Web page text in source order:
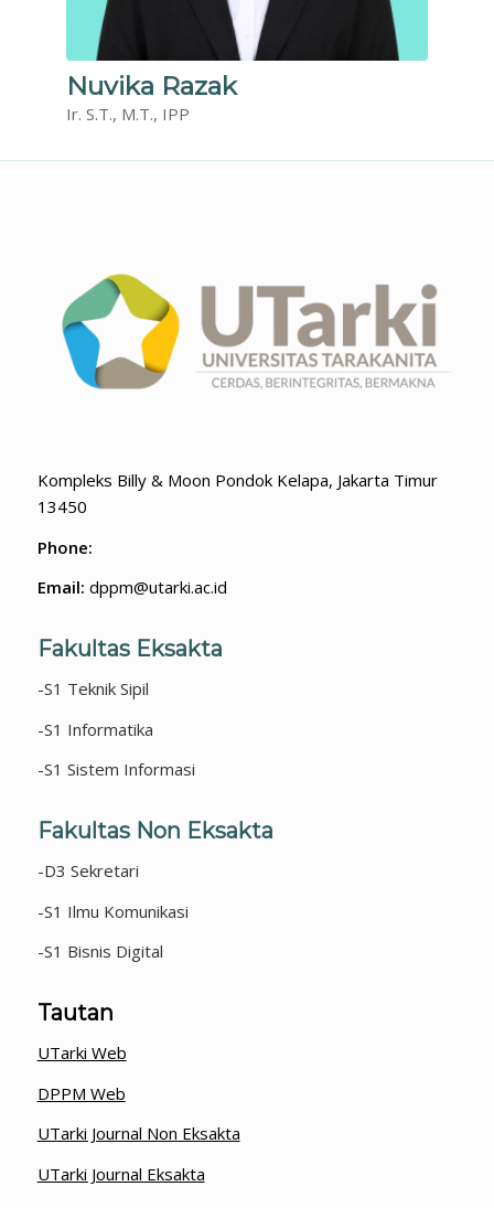
Nuvika Razak
Ir. S.T., M.T., IPP
Kompleks Billy & Moon Pondok Kelapa, Jakarta Timur
13450
Phone:
Email: dppm@utarki.ac.id
Fakultas Eksakta
-S1 Teknik Sipil
-S1 Informatika
-S1 Sistem Informasi
Fakultas Non Eksakta
-D3 Sekretari
-S1 Ilmu Komunikasi
-S1 Bisnis Digital
Tautan
UTarki Web
DPPM Web
UTarki Journal Non Eksakta
UTarki Journal Eksakta